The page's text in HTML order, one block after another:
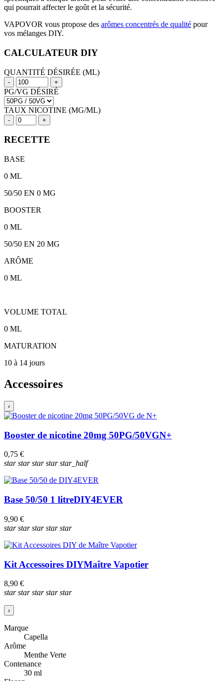
qui pourrait affecter le goût et la sécurité.
VAPOVOR vous propose des arômes concentrés de qualité pour
vos mélanges DIY.
CALCULATEUR DIY
QUANTITÉ DÉSIRÉE (ML)
- +
PG/VG DÉSIRÉ
TAUX NICOTINE (MG/ML)
- +
RECETTE
BASE
0 ML
50/50 EN 0 MG
BOOSTER
0 ML
50/50 EN 20 MG
ARÔME
0 ML
VOLUME TOTAL
0 ML
MATURATION
10 à 14 jours
Accessoires
‹
Booster de nicotine 20mg 50PG/50VGN+
0,75 €
starstarstarstarstar_half
Base 50/50 1 litreDIY4EVER
9,90 €
starstarstarstarstar
Kit Accessoires DIYMaître Vapotier
8,90 €
starstarstarstarstar
›
Marque
Capella
Arôme
Menthe Verte
Contenance
30 ml